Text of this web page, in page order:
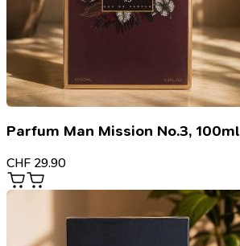
Parfum Man Mission No.3, 100ml
CHF 29.90